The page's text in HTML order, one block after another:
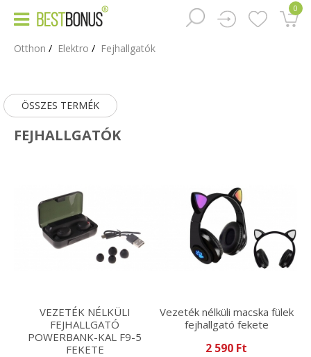
0
Otthon Elektro Fejhallgatók
ÖSSZES TERMÉK
FEJHALLGATÓK
VEZETÉK NÉLKÜLI
FEJHALLGATÓ
POWERBANK-KAL F9-5
FEKETE
Vezeték nélküli macska fülek
fejhallgató fekete
2 590 Ft